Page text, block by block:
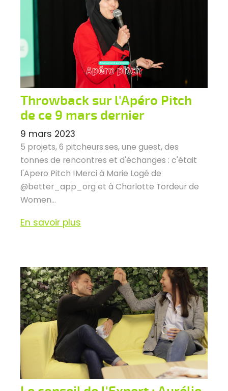
Throwback sur l'Apéro Pitch
de ce 9 mars dernier
9 mars 2023
5 projets, 6 pitcheurs.ses, une guest, des
tonnes de rencontres et d'échanges : c'était
l'Apero Pitch !Merci à Marie Logé de
@better_app_org et à Charlotte Tordeur de
Women...
En savoir plus